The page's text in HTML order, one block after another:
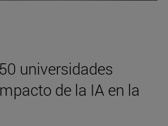
universidades
de la IA en la